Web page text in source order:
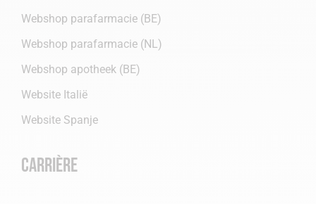
Webshop parafarmacie (BE)
Webshop parafarmacie (NL)
Webshop apotheek (BE)
Website Italië
Website Spanje
Carrière